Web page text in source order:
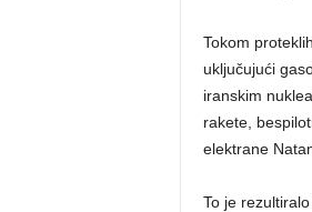
Tokom
uključujući
iranskim
rakete,
elektrane
To je